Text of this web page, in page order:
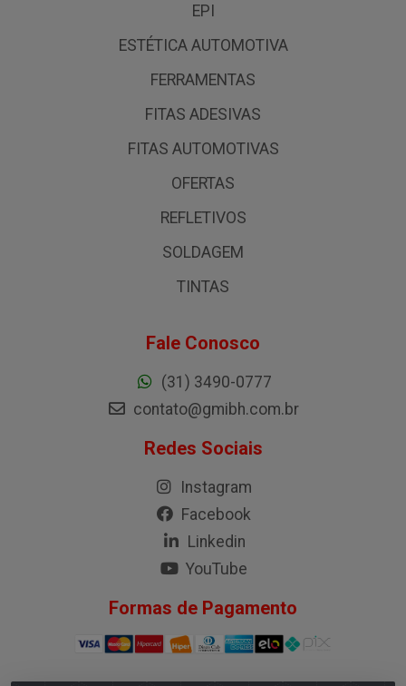
EPI
ESTÉTICA AUTOMOTIVA
FERRAMENTAS
FITAS ADESIVAS
FITAS AUTOMOTIVAS
OFERTAS
REFLETIVOS
SOLDAGEM
TINTAS
Fale Conosco
(31) 3490-0777
contato@gmibh.com.br
Redes Sociais
Instagram
Facebook
Linkedin
YouTube
Formas de Pagamento